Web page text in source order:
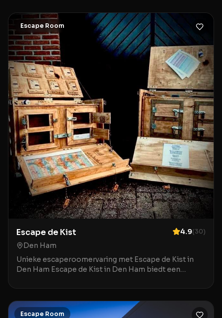
Escape Room
Escape de Kist 4.9(30)
Den Ham
Unieke escaperoomervaring met Escape de Kist in
Den Ham Escape de Kist in Den Ham biedt een
escaperoomconcept met zi
Escape Room